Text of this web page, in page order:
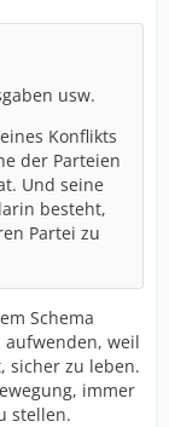
usw.
Konflikts
der Parteien
Und seine
besteht,
Partei zu
Schema
weil
sicher zu leben.
immer
stellen.